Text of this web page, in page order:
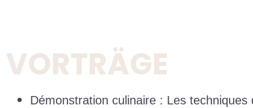
VORTRÄGE
Démonstration culinaire : Les